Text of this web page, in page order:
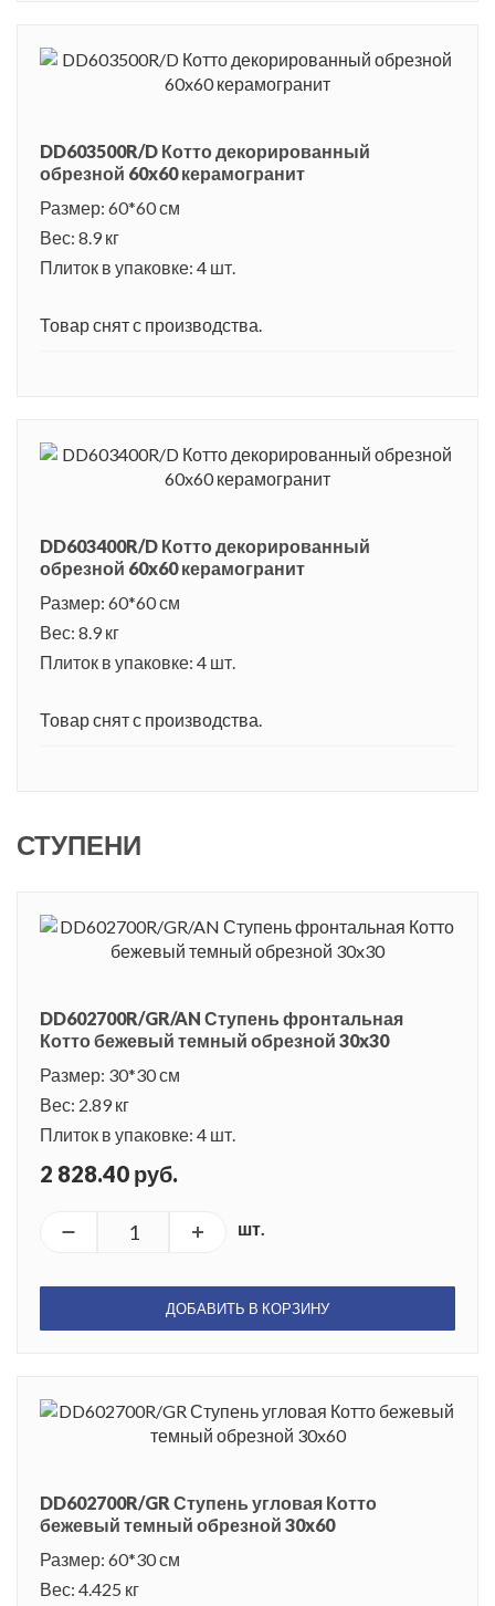
DD603500R/D Котто декорированный
обрезной 60x60 керамогранит
Размер: 60*60 см
Вес: 8.9 кг
Плиток в упаковке: 4 шт.
Товар снят с производства.
DD603400R/D Котто декорированный
обрезной 60x60 керамогранит
Размер: 60*60 см
Вес: 8.9 кг
Плиток в упаковке: 4 шт.
Товар снят с производства.
СТУПЕНИ
DD602700R/GR/AN Ступень фронтальная
Котто бежевый темный обрезной 30x30
Размер: 30*30 см
Вес: 2.89 кг
Плиток в упаковке: 4 шт.
2 828.40 руб.
шт.
ДОБАВИТЬ В КОРЗИНУ
DD602700R/GR Ступень угловая Котто
бежевый темный обрезной 30x60
Размер: 60*30 см
Вес: 4.425 кг